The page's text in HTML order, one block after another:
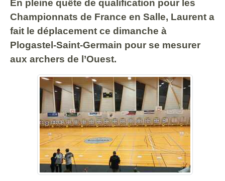
En pleine quête de qualification pour les
Championnats de France en Salle, Laurent a
fait le déplacement ce dimanche à
Plogastel-Saint-Germain pour se mesurer
aux archers de l’Ouest.